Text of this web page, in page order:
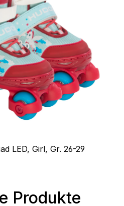
LED, Girl, Gr. 26-29
Produkte